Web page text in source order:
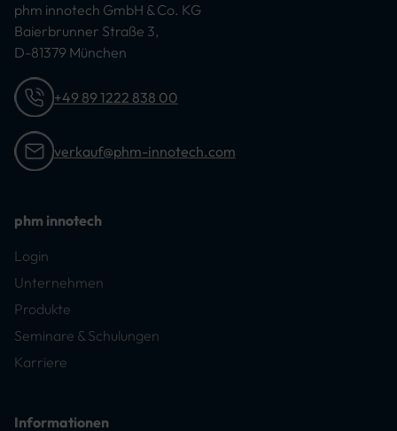
phm innotech GmbH & Co. KG
Baierbrunner Straße 3,
D-81379 München
+49 89 1222 838 00
verkauf@phm-innotech.com
phm innotech
Login
Unternehmen
Produkte
Seminare & Schulungen
Karriere
Informationen